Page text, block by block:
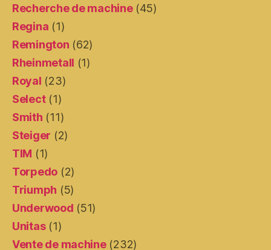
Recherche de machine(45)
Regina (1)
Remington (62)
Rheinmetall (1)
Royal (23)
Select(1)
Smith (11)
Steiger (2)
TIM (1)
Torpedo (2)
Triumph (5)
Underwood (51)
Unitas(1)
Vente de machine(232)